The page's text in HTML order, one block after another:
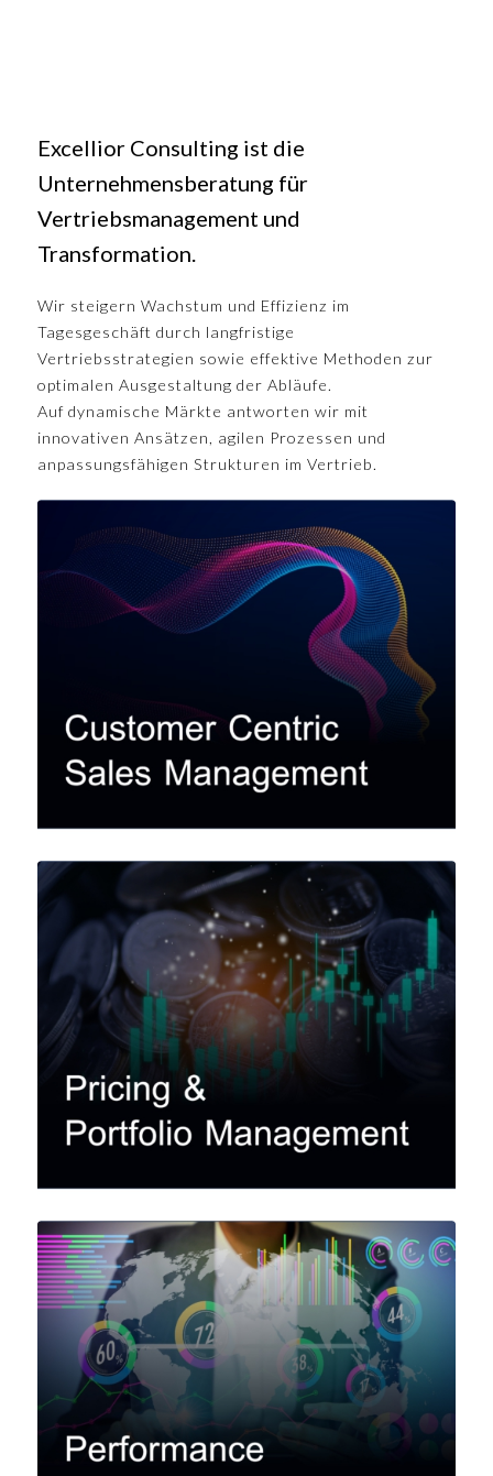
Excellior Consulting ist die
Unternehmensberatung für
Vertriebsmanagement und
Transformation.
Wir steigern Wachstum und Effizienz im
Tagesgeschäft durch langfristige
Vertriebsstrategien sowie effektive Methoden zur
optimalen Ausgestaltung der Abläufe.
Auf dynamische Märkte antworten wir mit
innovativen Ansätzen, agilen Prozessen und
anpassungsfähigen Strukturen im Vertrieb.